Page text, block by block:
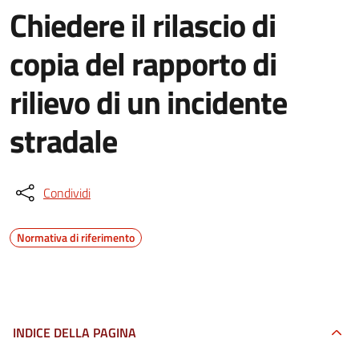
Chiedere il rilascio di
copia del rapporto di
rilievo di un incidente
stradale
Condividi
Normativa di riferimento
INDICE DELLA PAGINA